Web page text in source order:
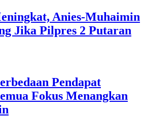
Anies-Muhaimin
Jika Pilpres 2 Putaran
Pendapat
Fokus Menangkan